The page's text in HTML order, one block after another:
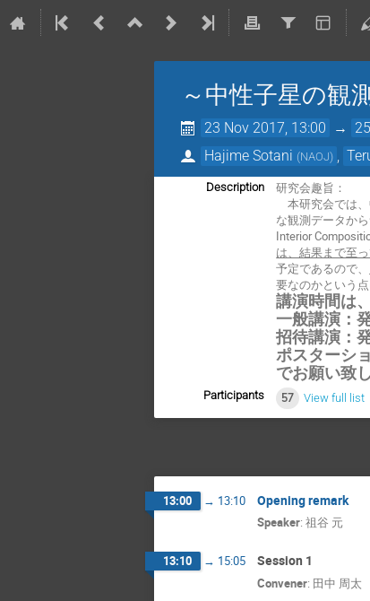
～中性子星の観
23 Nov 2017, 13:00 →
Hajime Sotani (NAOJ)
Description
研究会趣旨：
本研究会では
な観測データか
Interior
は、結果まで至
予定であるので、
要なのかという
講演時間は、
一般講演：
招待講演：
ポスターシ
でお願い致
Participants 57 View full list
13:00 → 13:10 Opening remark
Speaker: 祖谷 元
13:10 → 15:05 Session 1
Convener: 田中 周太